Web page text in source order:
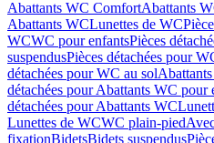
Abattants WC ComfortAbattants
Abattants WCLunettes de WC
WCWC pour enfantsPièces
suspendusPièces détachées pour
détachées pour WC au sol
détachées pour Abattants WC pour
détachées pour Abattants WC
Lunettes de WCWC plain-pied
fixationBidetsBidets suspendus